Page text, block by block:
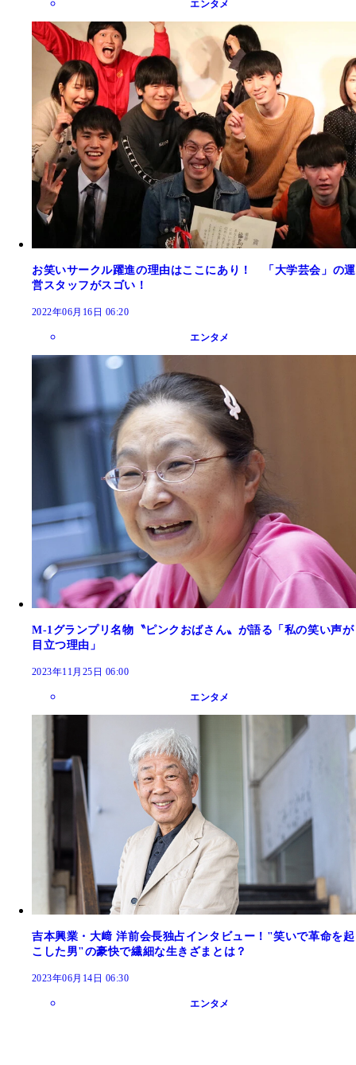
エンタメ
お笑いサークル躍進の理由はここにあり！ 「大学芸会」の運
営スタッフがスゴい！
2022年06月16日 06:20
エンタメ
M-1グランプリ名物〝ピンクおばさん〟が語る「私の笑い声が
目立つ理由」
2023年11月25日 06:00
エンタメ
吉本興業・大﨑 洋前会長独占インタビュー！"笑いで革命を起
こした男"の豪快で繊細な生きざまとは？
2023年06月14日 06:30
エンタメ